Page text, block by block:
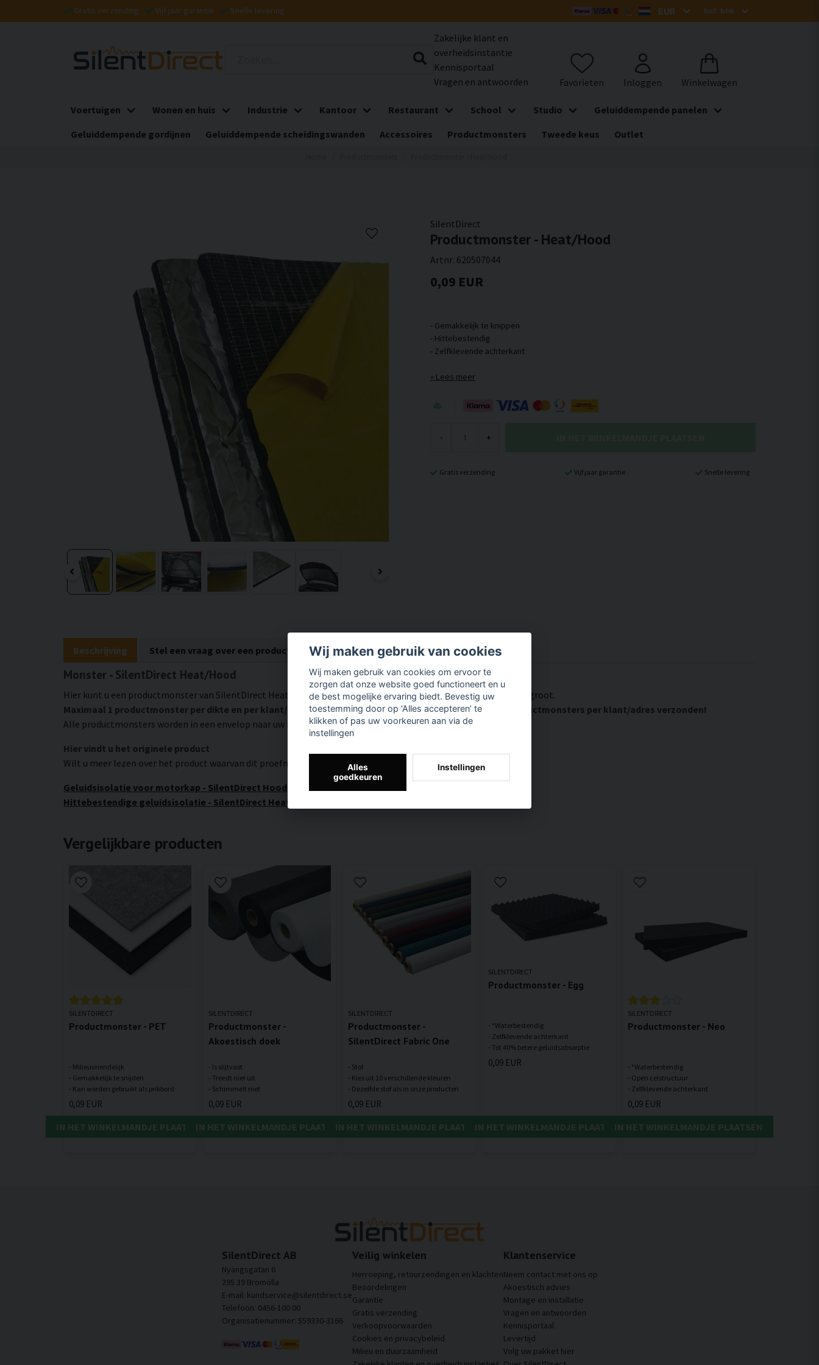
Gratis verzending Vijf jaar garantie Snelle levering
Zakelijke klant en
overheidsinstantie
Kennisportaal
Vragen en antwoorden
Voertuigen Wonen en huis Industrie Kantoor Restaurant School Studio
Geluiddempende panelen
Geluiddempende gordijnen
Geluiddempende scheidingswanden Accessoires Productmonsters Tweede keus Outlet
SilentDirect
Productmonster - Heat/Hood
Artnr: 620507044
0,09 EUR
- Gemakkelijk te knippen
- Hittebestendig
Lees meer
- +
Gratis verzending Vijf jaar garantie Snelle levering
Beschrijving Stel een vraag over een product Document (1)
Monster - SilentDirect Heat/Hood
Hier kunt u een productmonster van SilentDirect Heat/Hood bestellen. Het productmonster is ongeveer 2-3 cm groot.
Maximaal 1 productmonster per dikte en per klant/adres. In totaal worden maximaal 5 verschillende productmonsters per klant/adres verzonden!
Alle productmonsters worden in een envelop naar uw brievenbus verzonden.
Hier vindt u het originele product
Wilt u meer lezen over het product waarvan dit proefmonster afkomstig is? Klik hier:
Geluidsisolatie voor motorkap - SilentDirect Hood
Hittebestendige geluidsisolatie - SilentDirect Heat
Vergelijkbare producten
SILENTDIRECT
Productmonster - PET
- Milieuvriendelijk
- Gemakkelijk te snijden
0,09 EUR
IN HET WINKELMANDJE PLAATSEN
SILENTDIRECT
Productmonster -
Akoestisch doek
- Is slijtvast
- Treedt niet uit
0,09 EUR
IN HET WINKELMANDJE PLAATSEN
SILENTDIRECT
Productmonster -
SilentDirect Fabric One
- Stof
- Kies uit 10 verschillende kleuren
0,09 EUR
IN HET WINKELMANDJE PLAATSEN
SILENTDIRECT
Productmonster - Egg
- *Waterbestendig
- Zelfklevende achterkant
- Tot 40% betere geluidsabsorptie
0,09 EUR
IN HET WINKELMANDJE PLAATSEN
SILENTDIRECT
Productmonster - Neo
- *Waterbestendig
- Open celstructuur
0,09 EUR
IN HET WINKELMANDJE PLAATSEN
SilentDirect AB
Nyängsgatan 6
295 39 Bromölla
E-mail: kundservice@silentdirect.se
Telefoon: 0456-100 00
Organisatienummer: 559330-3166
Veilig winkelen
Herroeping, retourzendingen en klachten
Beoordelingen
Garantie
Gratis verzending
Verkoopvoorwaarden
Cookies en privacybeleid
Milieu en duurzaamheid
Klantenservice
Neem contact met ons op
Akoestisch advies
Montage en installatie
Vragen en antwoorden
Kennisportaal
Levertijd
Volg uw pakket hier
Wij maken gebruik van cookies
Wij maken gebruik van cookies om ervoor te
zorgen dat onze website goed functioneert en u
de best mogelijke ervaring biedt. Bevestig uw
toestemming door op ‘Alles accepteren’ te
klikken of pas uw voorkeuren aan via de
instellingen
Alles
goedkeuren
Instellingen